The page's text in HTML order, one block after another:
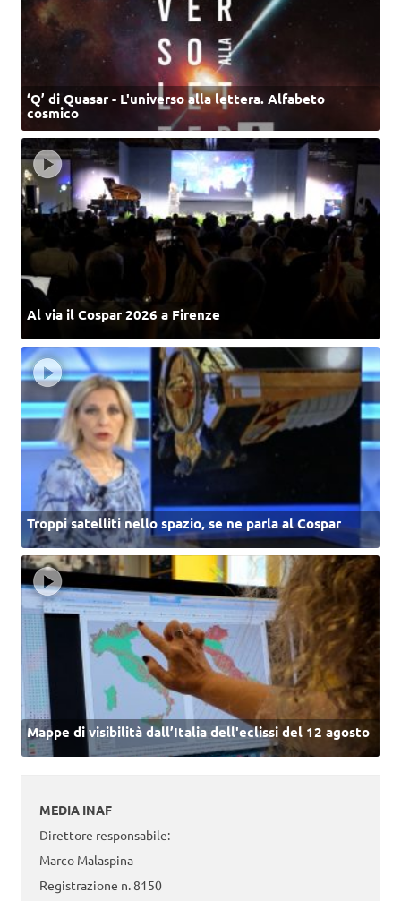
‘Q’ di Quasar - L'universo alla lettera. Alfabeto
cosmico
Al via il Cospar 2026 a Firenze
Troppi satelliti nello spazio, se ne parla al Cospar
Mappe di visibilità dall’Italia dell'eclissi del 12 agosto
MEDIA INAF
Direttore responsabile:
Marco Malaspina
Registrazione n. 8150